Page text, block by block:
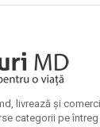
livrează și
categorii pe întreg